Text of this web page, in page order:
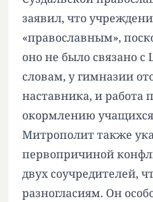
заявил, что
«православным»,
оно не было связано с
словам, у гимназии
наставника, и работа
окормлению
Митрополит также
первопричиной
двух соучредителей,
разногласиям. Он